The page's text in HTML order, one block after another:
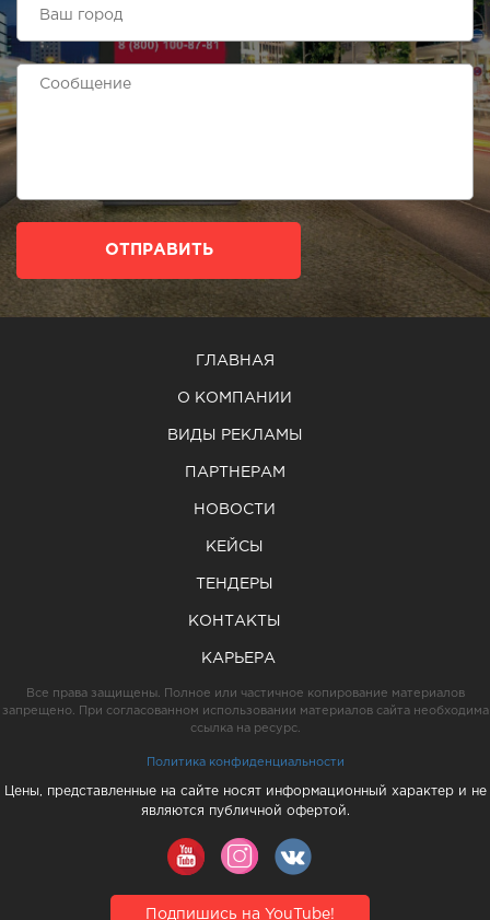
ОТПРАВИТЬ
ГЛАВНАЯ
О КОМПАНИИ
ВИДЫ РЕКЛАМЫ
ПАРТНЕРАМ
НОВОСТИ
КЕЙСЫ
ТЕНДЕРЫ
КОНТАКТЫ
КАРЬЕРА
Все права защищены. Полное или частичное копирование материалов
запрещено. При согласованном использовании материалов сайта необходима
ссылка на ресурс.
Политика конфиденциальности
Цены, представленные на сайте носят информационный характер и не
являются публичной офертой.
Подпишись на YouTube!